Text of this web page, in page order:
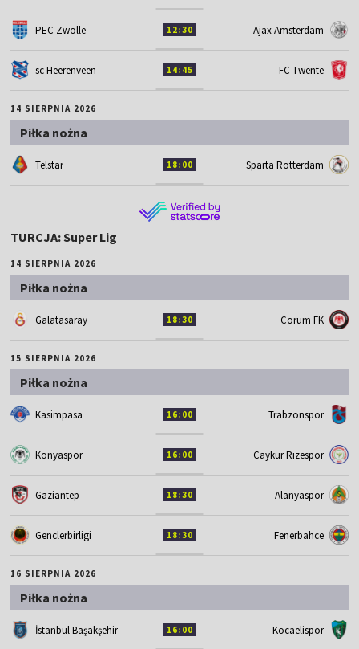
PEC Zwolle 12:30 Ajax Amsterdam
sc Heerenveen 14:45 FC Twente
14 SIERPNIA 2026
Piłka nożna
Telstar 18:00 Sparta Rotterdam
TURCJA: Super Lig
14 SIERPNIA 2026
Piłka nożna
Galatasaray 18:30 Corum FK
15 SIERPNIA 2026
Piłka nożna
Kasimpasa 16:00 Trabzonspor
Konyaspor 16:00 Caykur Rizespor
Gaziantep 18:30 Alanyaspor
Genclerbirligi 18:30 Fenerbahce
16 SIERPNIA 2026
Piłka nożna
İstanbul Başakşehir 16:00 Kocaelispor